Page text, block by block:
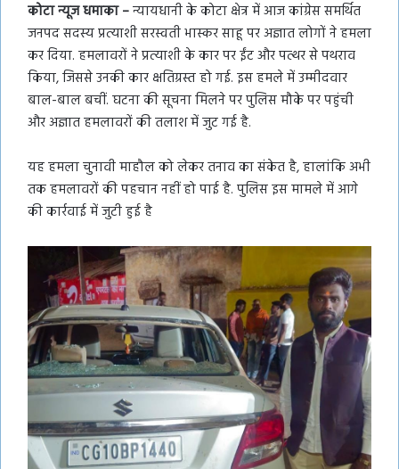
कोटा न्यूज धमाका –न्यायधानी के कोटा क्षेत्र में आज कांग्रेस समर्थित
जनपद सदस्य प्रत्याशी सरस्वती भास्कर साहू पर अज्ञात लोगों ने हमला
कर दिया. हमलावरों ने प्रत्याशी के कार पर ईंट और पत्थर से पथराव
किया, जिससे उनकी कार क्षतिग्रस्त हो गई. इस हमले में उम्मीदवार
बाल-बाल बचीं. घटना की सूचना मिलने पर पुलिस मौके पर पहुंची
और अज्ञात हमलावरों की तलाश में जुट गई है.
यह हमला चुनावी माहौल को लेकर तनाव का संकेत है, हालांकि अभी
तक हमलावरों की पहचान नहीं हो पाई है. पुलिस इस मामले में आगे
की कार्रवाई में जुटी हुई है